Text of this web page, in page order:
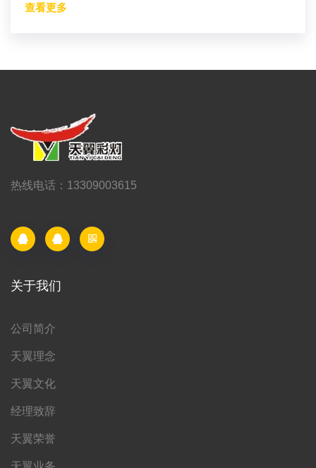
查看更多
热线电话：13309003615
关于我们
公司简介
天翼理念
天翼文化
经理致辞
天翼荣誉